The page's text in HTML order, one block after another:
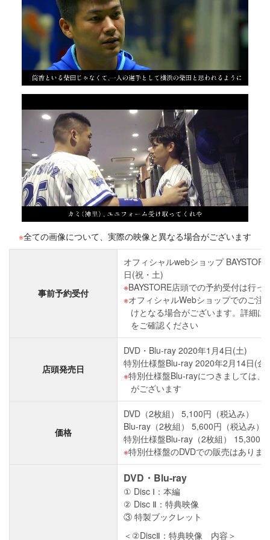
※全ての画像について、実際の映像と異なる場合がございます
事前予約受付
オフィシャルwebショップ
日(祝・土)
BAYSTORE店頭での予約受付は行っ
オフィシャルWebショップでのご注
けとなる場合がございます。詳細
をご確認ください
店頭発売日
DVD・Blu-ray 2020年1月4日(土)
特別仕様盤Blu-ray 2020年2月14日(金)
特別仕様盤Blu-rayにつきましては、
がございます
価格
DVD（2枚組） 5,100円（税込み）
Blu-ray（2枚組） 5,600円（税込み）
特別仕様盤Blu-ray（2枚組） 15,300
特別仕様盤のDVDでの販売はありま
DVD・Blu-ray
① Disc Ⅰ：本編
② Disc Ⅱ：特典映像
③ 特製ブックレット
＜②DiscⅡ：特典映像 内容＞